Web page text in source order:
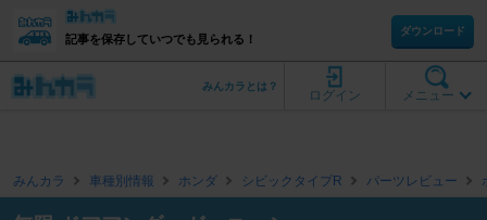
記事を保存していつでも見られる！
ダウンロード
メニュー
ログイン
みんカラとは？
みんカラ 車種別情報 ホンダ シビックタイプR パーツレビュー